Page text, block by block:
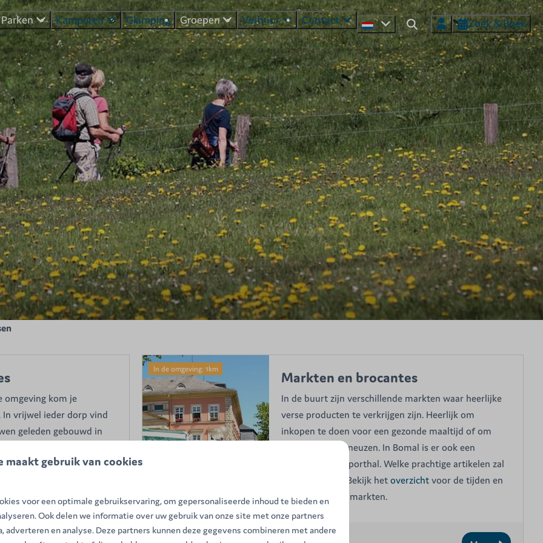
Parken Kamperen Glamping Groepen Verhuur Contact Zoek & Boek
omgeving kom je
In vrijwel ieder dorp vind
geleden gebouwd in
slachtoffers uit de
In de omgeving: 1km
Markten en brocantes
In de buurt zijn verschillende markten waar heerlijke
verse producten te verkrijgen zijn. Heerlijk om
inkopen te doen voor een gezonde maaltijd of om
even te rond te neuzen. In Bomal is er ook een
Brocante in de sporthal. Welke prachtige artikelen zal
je daar vinden? Bekijk hetoverzicht voor de tijden en
plaatsen van de markten.
maakt gebruik van cookies
voor een optimale gebruikservaring, om gepersonaliseerde inhoud te bieden en
Ook delen we informatie over uw gebruik van onze site met onze partners
adverteren en analyse. Deze partners kunnen deze gegevens combineren met andere